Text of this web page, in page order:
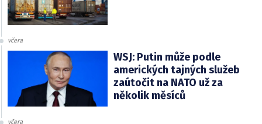
včera
WSJ: Putin může podle
amerických tajných služeb
zaútočit na NATO už za
několik měsíců
včera